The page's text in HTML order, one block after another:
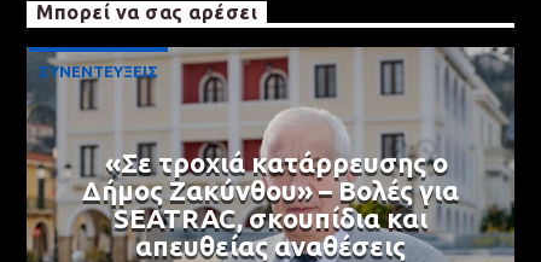
Μπορεί να σας αρέσει
ΣΥΝΕΝΤΕΥΞΕΙΣ
«Σε τροχιά κατάρρευσης ο
Δήμος Ζακύνθου» – Βολές για
SEATRAC, σκουπίδια και
απευθείας αναθέσεις